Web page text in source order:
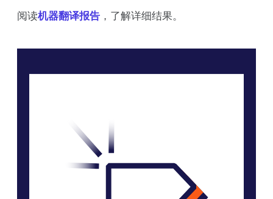
阅读机器翻译报告 ，了解详细结果。